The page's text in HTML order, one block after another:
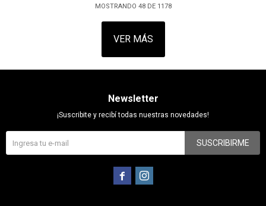
MOSTRANDO 48DE 1178
VER MÁS
Newsletter
¡Suscribite y recibí todas nuestras novedades!
SUSCRIBIRME
 